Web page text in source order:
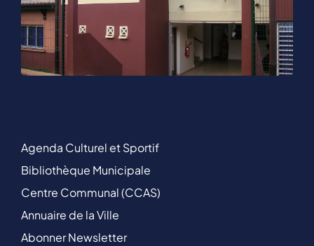
Agenda Culturel et Sportif
Bibliothèque Municipale
Centre Communal (CCAS)
Annuaire de la Ville
Abonner Newsletter